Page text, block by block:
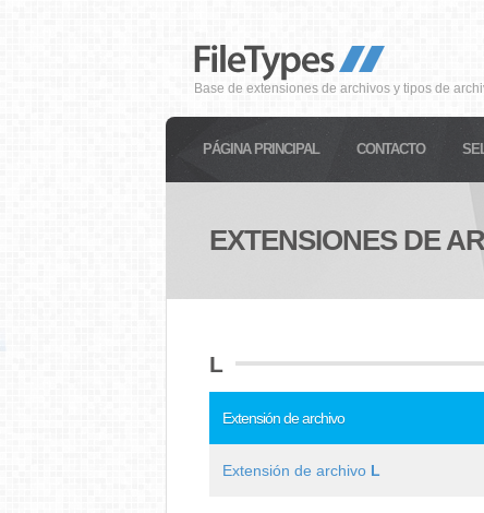
Base de extensiones de archivos y tipos de
PÁGINA PRINCIPAL CONTACTO
EXTENSIONES DE
L
Extensión de archivo
Extensión de archivo L